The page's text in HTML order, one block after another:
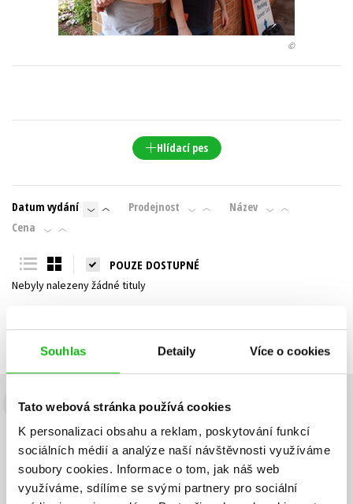
Souhlas Detaily Více o cookies
Tato webová stránka používá cookies
K personalizaci obsahu a reklam, poskytování funkcí
sociálních médií a analýze naší návštěvnosti využíváme
soubory cookies. Informace o tom, jak náš web
využíváme, sdílíme se svými partnery pro sociální
Young adult (SK)
Zahraniční literatura Zdraví a životní styl
©
Hlídací pes
Datum vydání Prodejnost
Název
Cena
POUZE DOSTUPNÉ
Nebyly nalezeny žádné tituly
Budete to vědět jako první!
Zajímá Vás, jaký knižní hit právě vychází, na jaké zboží je výhodná
sleva, jaká běží soutěž o ceny? Přihlášením k odběru našich e-
mailových novineksouhlasíte se zpracováním osobních údajů